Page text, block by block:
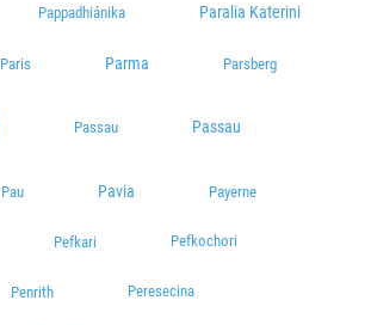
Pappadhiánika Paralia Katerini
Paris Parma Parsberg
Passau Passau
Pau Pavia Payerne
Pefkari Pefkochori
Penrith Peresecina